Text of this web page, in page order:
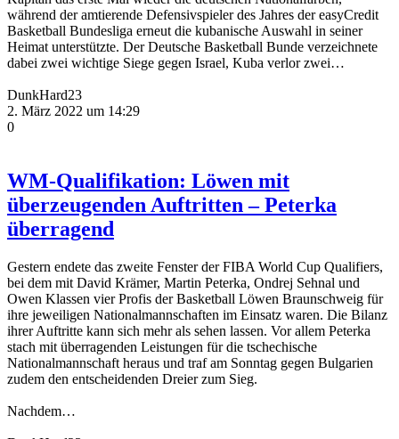
während der amtierende Defensivspieler des Jahres der easyCredit
Basketball Bundesliga erneut die kubanische Auswahl in seiner
Heimat unterstützte. Der Deutsche Basketball Bunde verzeichnete
dabei zwei wichtige Siege gegen Israel, Kuba verlor zwei…
DunkHard23
2. März 2022 um 14:29
0
WM-Qualifikation: Löwen mit
überzeugenden Auftritten – Peterka
überragend
Gestern endete das zweite Fenster der FIBA World Cup Qualifiers,
bei dem mit David Krämer, Martin Peterka, Ondrej Sehnal und
Owen Klassen vier Profis der Basketball Löwen Braunschweig für
ihre jeweiligen Nationalmannschaften im Einsatz waren. Die Bilanz
ihrer Auftritte kann sich mehr als sehen lassen. Vor allem Peterka
stach mit überragenden Leistungen für die tschechische
Nationalmannschaft heraus und traf am Sonntag gegen Bulgarien
zudem den entscheidenden Dreier zum Sieg.
Nachdem…